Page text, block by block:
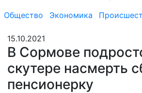
Общество Экономика
15.10.2021
В Сормове
скутере насмерть
пенсионерку